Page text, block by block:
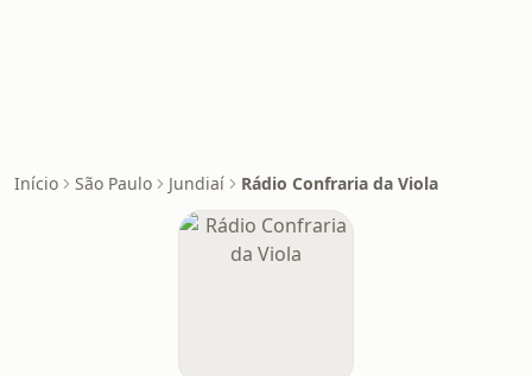
Início São Paulo Jundiaí Rádio Confraria da Viola